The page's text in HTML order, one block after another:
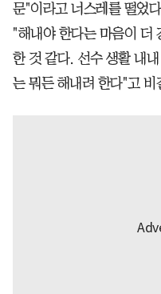
문"이라고 너스레를 떨었
"해내야 한다는 마음이 더
한 것 같다. 선수 생활 내
는 뭐든 해내려 한다"고 비